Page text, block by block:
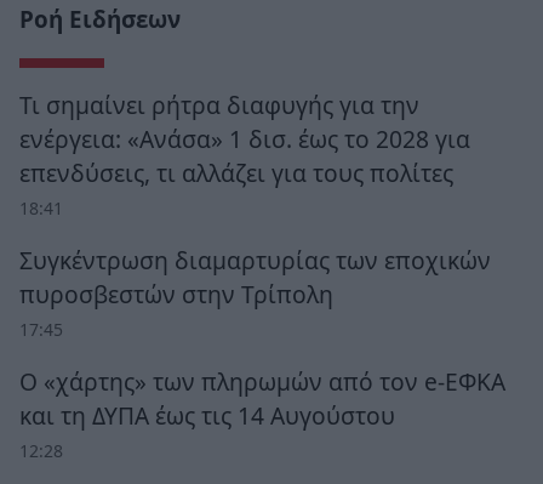
Ροή Ειδήσεων
Τι σημαίνει ρήτρα διαφυγής για την
ενέργεια: «Ανάσα» 1 δισ. έως το 2028 για
επενδύσεις, τι αλλάζει για τους πολίτες
18:41
Συγκέντρωση διαμαρτυρίας των εποχικών
πυροσβεστών στην Τρίπολη
17:45
Ο «χάρτης» των πληρωμών από τον e-ΕΦΚΑ
και τη ΔΥΠΑ έως τις 14 Αυγούστου
12:28